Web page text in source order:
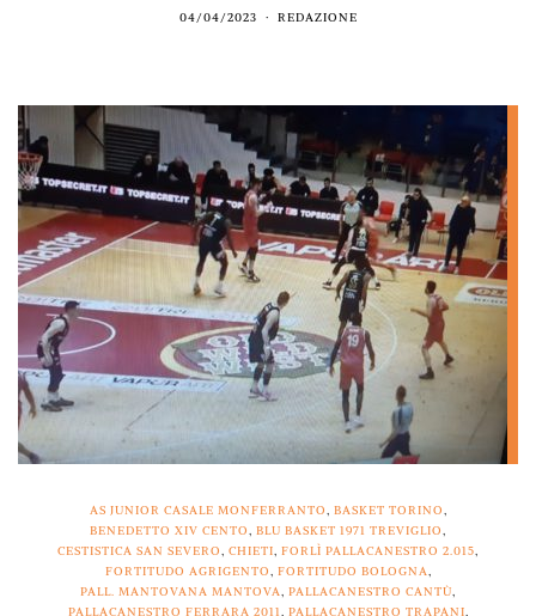
04/04/2023 REDAZIONE
AS JUNIOR CASALE MONFERRANTO, BASKET TORINO,
BENEDETTO XIV CENTO, BLU BASKET 1971 TREVIGLIO,
CESTISTICA SAN SEVERO, CHIETI, FORLÌ PALLACANESTRO 2.015,
FORTITUDO AGRIGENTO, FORTITUDO BOLOGNA,
PALL. MANTOVANA MANTOVA, PALLACANESTRO CANTÙ,
PALLACANESTRO FERRARA 2011, PALLACANESTRO TRAPANI,